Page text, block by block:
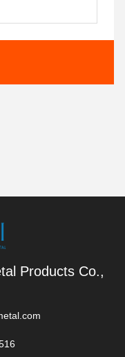
Products Co.,